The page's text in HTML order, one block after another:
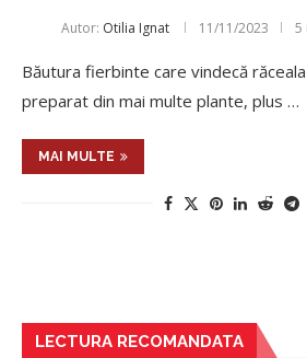
Autor: Otilia Ignat 11/11/2023 5
Băutura fierbinte care vindecă
preparat din mai multe plante, plus …
MAI MULTE
LECTURA RECOMANDATA